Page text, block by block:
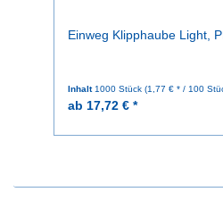
Einweg Klipphaube Light,
Inhalt 1000 Stück (1,77 € * / 100
ab 17,72 € *